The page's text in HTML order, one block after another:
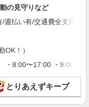
の見守りなど
払い有/交通費全支給(ガ
！）
・8:00〜17:00 ・9:00
とりあえずキープ